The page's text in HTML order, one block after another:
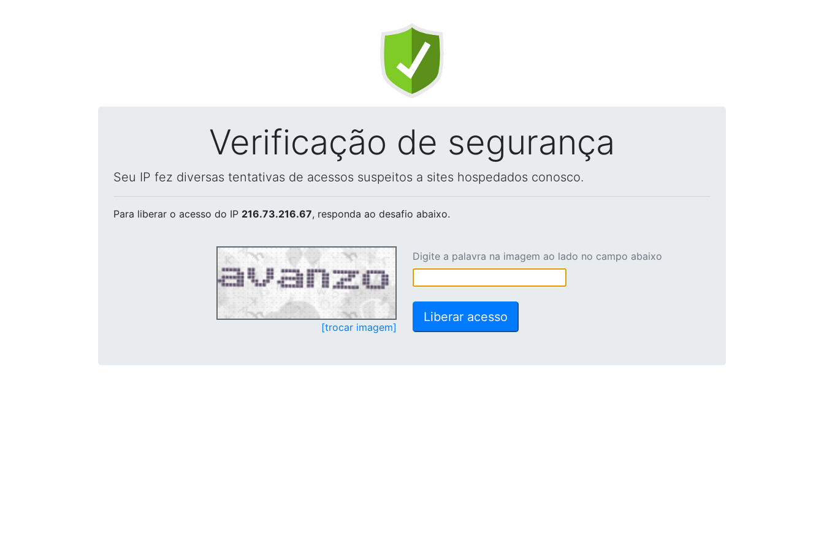
Verificação de segurança
Seu IP fez diversas tentativas de acessos suspeitos a sites hospedados conosco.
Para liberar o acesso do IP 216.73.216.67, responda ao desafio abaixo.
[trocar imagem]
Digite a palavra na imagem ao lado no campo abaixo